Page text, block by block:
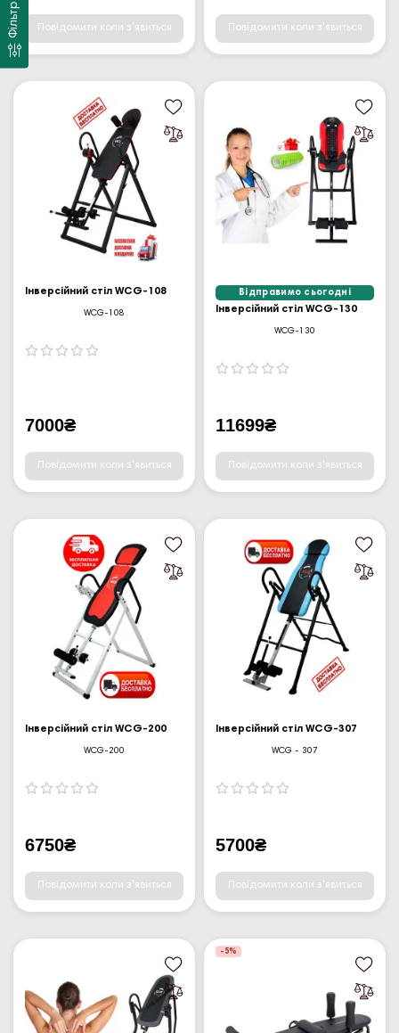
Фільтр Повідомити коли з'явиться Повідомити коли з'явиться
Інверсійний стіл WCG-108
WCG-108
7000₴
Повідомити коли з'явиться
Відправимо сьогодні
Інверсійний стіл WCG-130
WCG-130
11699₴
Повідомити коли з'явиться
Інверсійний стіл WCG-200
WCG-200
6750₴
Повідомити коли з'явиться
Інверсійний стіл WCG-307
WCG - 307
5700₴
Повідомити коли з'явиться
-5%